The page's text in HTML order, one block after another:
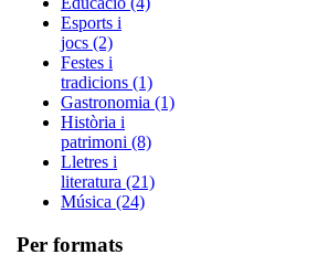
Esports i
jocs (2)
Festes i
tradicions (1)
Gastronomia (1)
Història i
patrimoni (8)
Lletres i
literatura (21)
Música (24)
Per formats